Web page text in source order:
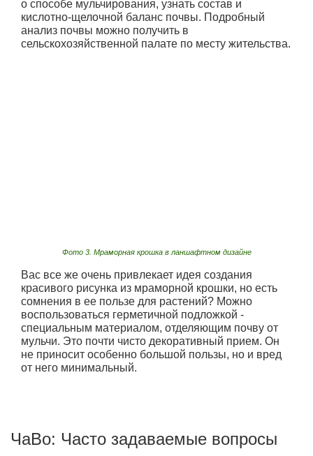
о способе мульчирования, узнать состав и
кислотно-щелочной баланс почвы. Подробный
анализ почвы можно получить в
сельскохозяйственной палате по месту жительства.
Фото 3. Мраморная крошка в ланшафтном дизайне
Вас все же очень привлекает идея создания
красивого рисунка из мраморной крошки, но есть
сомнения в ее пользе для растений? Можно
воспользоваться герметичной подложкой -
специальным материалом, отделяющим почву от
мульчи. Это почти чисто декоративный прием. Он
не приносит особенно большой пользы, но и вред
от него минимальный.
ЧаВо: Часто задаваемые вопросы